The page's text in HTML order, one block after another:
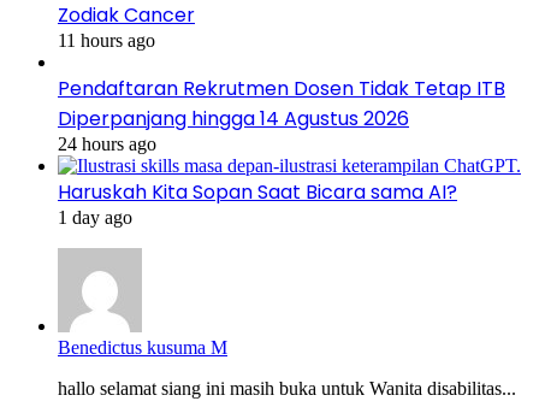
Zodiak Cancer
11 hours ago
Pendaftaran Rekrutmen Dosen Tidak Tetap ITB
Diperpanjang hingga 14 Agustus 2026
24 hours ago
Haruskah Kita Sopan Saat Bicara sama AI?
1 day ago
Benedictus kusuma M
hallo selamat siang ini masih buka untuk Wanita disabilitas...